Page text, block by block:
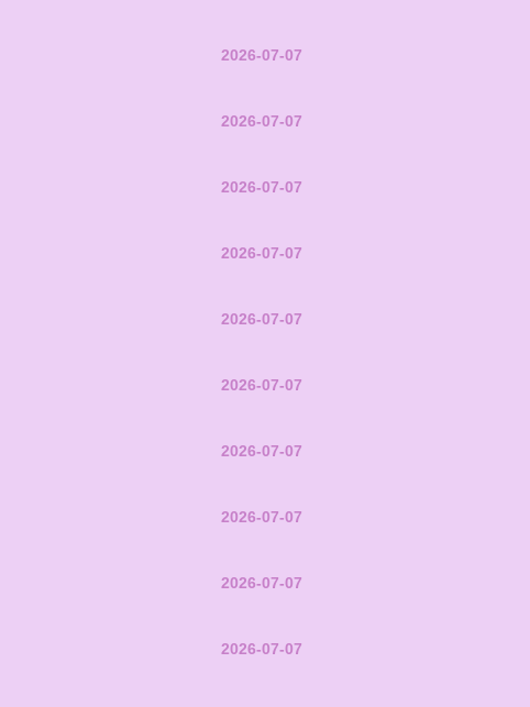
2026-07-07
2026-07-07
2026-07-07
2026-07-07
2026-07-07
2026-07-07
2026-07-07
2026-07-07
2026-07-07
2026-07-07